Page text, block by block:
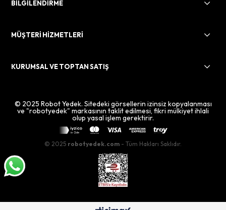
BİLGİLENDİRME
MÜŞTERİ HİZMETLERİ
KURUMSAL VE TOPTAN SATIŞ
© 2025 Robot Yedek. Sitedeki görsellerin izinsiz kopyalanması
ve "robotyedek" markasının taklit edilmesi, fikri mülkiyet ihlali
olup yasal işlem gerektirir.
© 2025 robotyedek.com - Tüm Hakları Saklıdır.